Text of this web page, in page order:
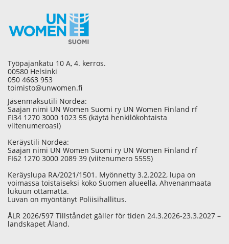
Työpajankatu 10 A, 4. kerros.
00580 Helsinki
050 4663 953
toimisto@unwomen.fi
Jäsenmaksutili Nordea:
Saajan nimi UN Women Suomi ry UN Women Finland rf
FI34 1270 3000 1023 55 (käytä henkilökohtaista
viitenumeroasi)
Keräystili Nordea:
Saajan nimi UN Women Suomi ry UN Women Finland rf
FI62 1270 3000 2089 39 (viitenumero 5555)
Keräyslupa RA/2021/1501. Myönnetty 3.2.2022, lupa on
voimassa toistaiseksi koko Suomen alueella, Ahvenanmaata
lukuun ottamatta.
Luvan on myöntänyt Poliisihallitus.
ÅLR 2026/597 Tillståndet gäller för tiden 24.3.2026-23.3.2027 –
landskapet Åland.